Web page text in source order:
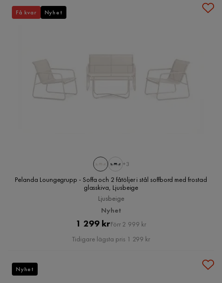
+3
Pelanda Loungegrupp - Soffa och 2 fåtöljer i stål soffbord med frostad
glasskiva, Ljusbeige
Ljusbeige
Nyhet
Pris
1 299 krOriginal
Pris
Förr 2 999 kr
Tidigare lägsta pris 1 299 kr
Få kvar Nyhet
Nyhet